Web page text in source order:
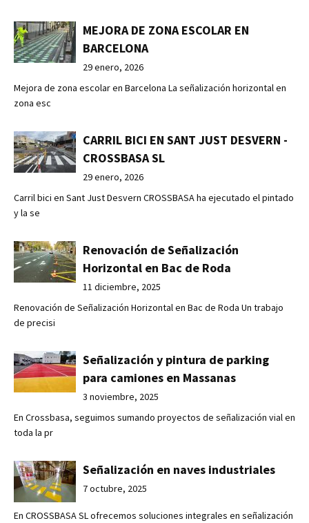
MEJORA DE ZONA ESCOLAR EN
BARCELONA
29 enero, 2026
Mejora de zona escolar en Barcelona La señalización horizontal en
zona esc
CARRIL BICI EN SANT JUST DESVERN -
CROSSBASA SL
29 enero, 2026
Carril bici en Sant Just Desvern CROSSBASA ha ejecutado el pintado
y la se
Renovación de Señalización
Horizontal en Bac de Roda
11 diciembre, 2025
Renovación de Señalización Horizontal en Bac de Roda Un trabajo
de precisi
Señalización y pintura de parking
para camiones en Massanas
3 noviembre, 2025
En Crossbasa, seguimos sumando proyectos de señalización vial en
toda la pr
Señalización en naves industriales
7 octubre, 2025
En CROSSBASA SL ofrecemos soluciones integrales en señalización